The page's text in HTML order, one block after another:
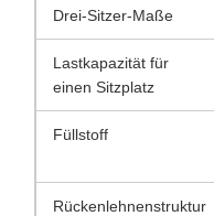
Drei-Sitzer-Maße
Lastkapazität für
einen Sitzplatz
Füllstoff
Rückenlehnenstruktur